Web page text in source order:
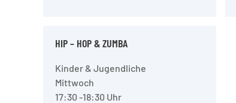
HIP – HOP & ZUMBA
Kinder & Jugendliche
Mittwoch
17:30 -18:30 Uhr